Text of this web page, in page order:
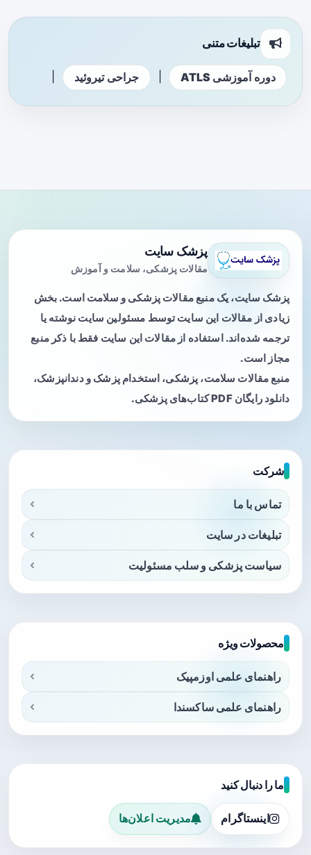
تبلیغات متنی
دوره آموزشی ATLS جراحی تیروئید
پزشک سایت
مقالات پزشکی، سلامت و آموزش
پزشک سایت، یک منبع مقالات پزشکی و سلامت است. بخش
زیادی از مقالات این سایت توسط مسئولین سایت نوشته یا
ترجمه شده‌اند. استفاده از مقالات این سایت فقط با ذکر منبع
مجاز است.
منبع مقالات سلامت، پزشکی، استخدام پزشک و دندانپزشک،
دانلود رایگان PDF کتاب‌های پزشکی.
شرکت
تماس با ما
تبلیغات در سایت
سیاست پزشکی و سلب مسئولیت
محصولات ویژه
راهنمای علمی اوزمپیک
راهنمای علمی ساکسندا
ما را دنبال کنید
اینستاگرام مدیریت اعلان‌ها